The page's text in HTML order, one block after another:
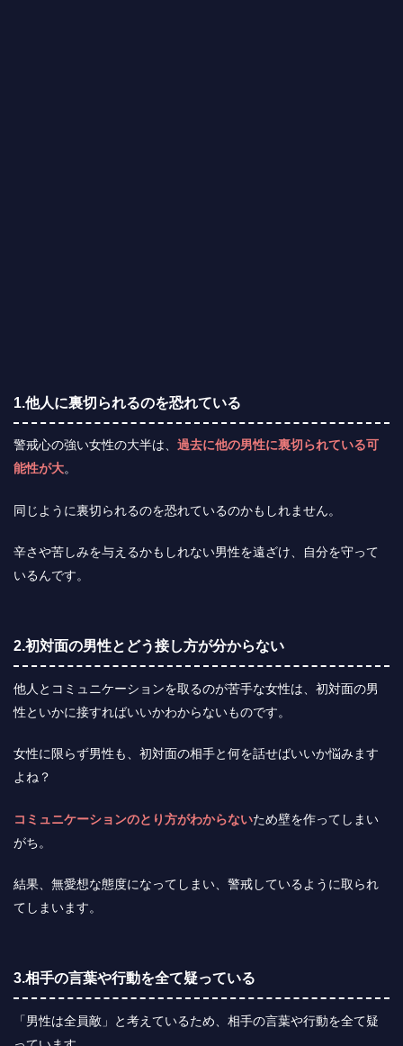
1.他人に裏切られるのを恐れている
警戒心の強い女性の大半は、 過去に他の男性に裏切られている可
能性が大。
同じように裏切られるのを恐れているのかもしれません。
辛さや苦しみを与えるかもしれない男性を遠ざけ、自分を守って
いるんです。
2.初対面の男性とどう接し方が分からない
他人とコミュニケーションを取るのが苦手な女性は、初対面の男
性といかに接すればいいかわからないものです。
女性に限らず男性も、初対面の相手と何を話せばいいか悩みます
よね？
コミュニケーションのとり方がわからないため壁を作ってしまい
がち。
結果、無愛想な態度になってしまい、警戒しているように取られ
てしまいます。
3.相手の言葉や行動を全て疑っている
「男性は全員敵」と考えているため、相手の言葉や行動を全て疑